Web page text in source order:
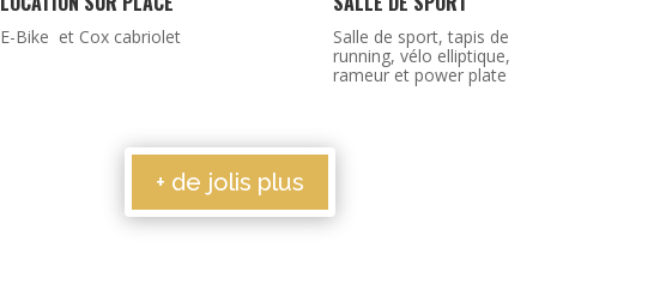
E-Bike et Cox cabriolet
Salle de sport, tapis de
running, vélo elliptique,
rameur et power plate
+ de jolis plus